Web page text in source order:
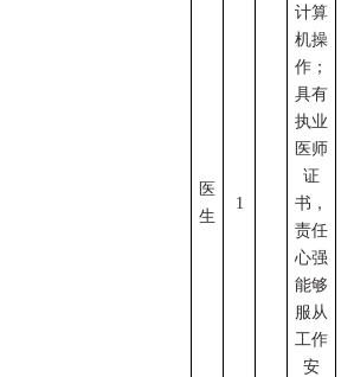
医
生
1
计算
机操
作；
具有
执业
医师
证
书，
责任
心强
能够
服从
工作
安